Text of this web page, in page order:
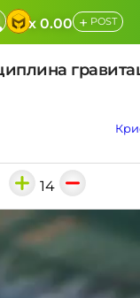
x 0.00 + POST
14